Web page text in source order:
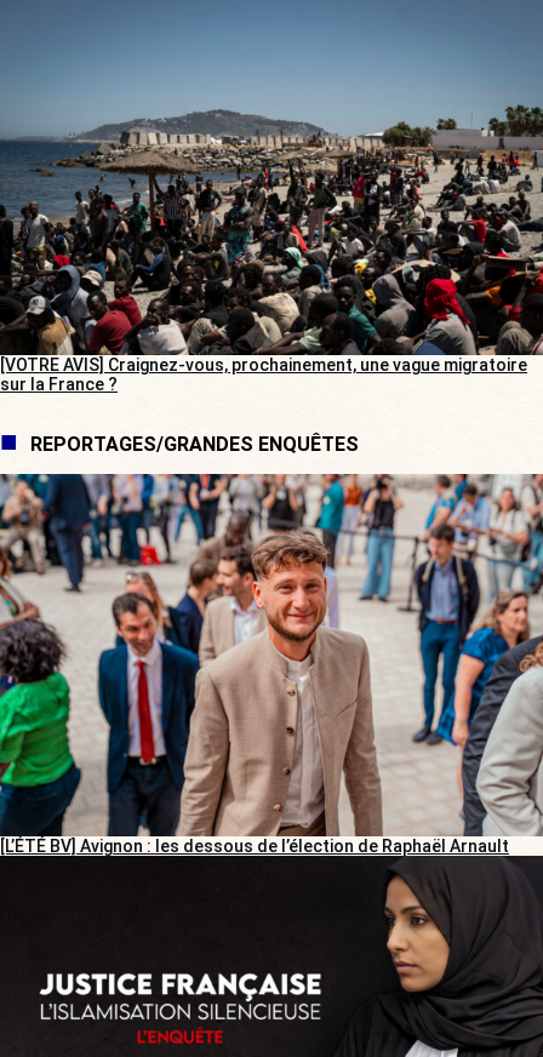
[VOTRE AVIS] Craignez-vous, prochainement, une vague migratoire
sur la France ?
REPORTAGES/GRANDES ENQUÊTES
[L’ÉTÉ BV] Avignon : les dessous de l’élection de Raphaël Arnault